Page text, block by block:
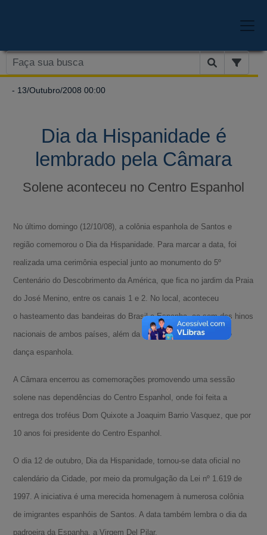
- 13/Outubro/2008 00:00
Dia da Hispanidade é
lembrado pela Câmara
Solene aconteceu no Centro Espanhol
No último domingo (12/10/08), a colônia espanhola de Santos e
região comemorou o Dia da Hispanidade. Para marcar a data, foi
realizada uma cerimônia especial junto ao monumento do 5º
Centenário do Descobrimento da América, que fica no jardim da Praia
do José Menino, entre os canais 1 e 2. No local, aconteceu
o hasteamento das bandeiras do Brasil e Espanha, ao som dos hinos
nacionais de ambos países, além da apresentação de grupo de
dança espanhola.
A Câmara encerrou as comemorações promovendo uma sessão
solene nas dependências do Centro Espanhol, onde foi feita a
entrega dos troféus Dom Quixote a Joaquim Barrio Vasquez, que por
10 anos foi presidente do Centro Espanhol.
O dia 12 de outubro, Dia da Hispanidade, tornou-se data oficial no
calendário da Cidade, por meio da promulgação da Lei nº 1.619 de
1997. A iniciativa é uma merecida homenagem à numerosa colônia
de imigrantes espanhóis de Santos. A data também lembra o dia da
padroeira da Espanha, a Virgem Del Pilar.
A-
A